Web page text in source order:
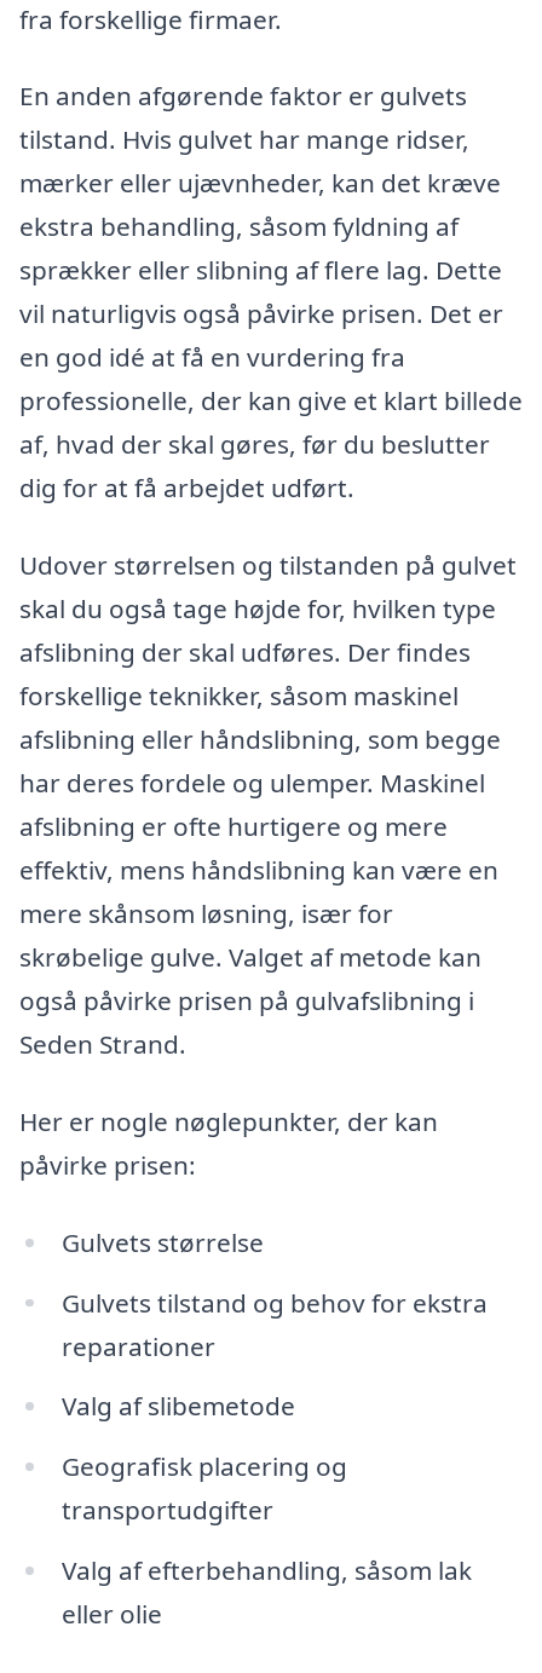
fra forskellige firmaer.
En anden afgørende faktor er gulvets
tilstand. Hvis gulvet har mange ridser,
mærker eller ujævnheder, kan det kræve
ekstra behandling, såsom fyldning af
sprækker eller slibning af flere lag. Dette
vil naturligvis også påvirke prisen. Det er
en god idé at få en vurdering fra
professionelle, der kan give et klart billede
af, hvad der skal gøres, før du beslutter
dig for at få arbejdet udført.
Udover størrelsen og tilstanden på gulvet
skal du også tage højde for, hvilken type
afslibning der skal udføres. Der findes
forskellige teknikker, såsom maskinel
afslibning eller håndslibning, som begge
har deres fordele og ulemper. Maskinel
afslibning er ofte hurtigere og mere
effektiv, mens håndslibning kan være en
mere skånsom løsning, især for
skrøbelige gulve. Valget af metode kan
også påvirke prisen på gulvafslibning i
Seden Strand.
Her er nogle nøglepunkter, der kan
påvirke prisen:
Gulvets størrelse
Gulvets tilstand og behov for ekstra
reparationer
Valg af slibemetode
Geografisk placering og
transportudgifter
Valg af efterbehandling, såsom lak
eller olie